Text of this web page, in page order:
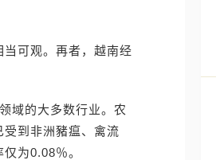
可观。再者，越南经
域的大多数行业。农
到非洲豬瘟、禽流
为0.08％。